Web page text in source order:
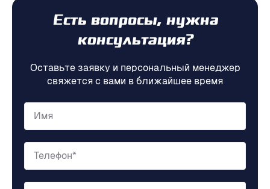
Есть вопросы, нужна
консультация?
Оставьте заявку и персональный менеджер
свяжется с вами в ближайшее время
Имя
Телефон*